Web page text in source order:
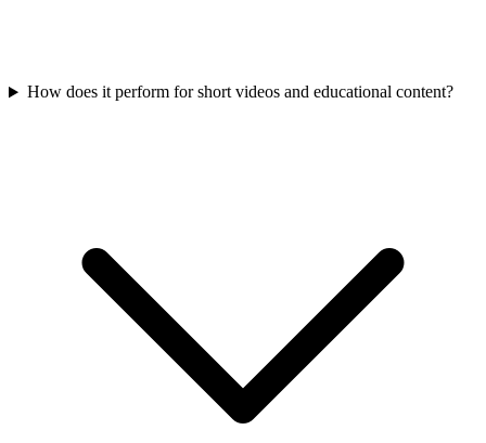
How does it perform for short videos and educational content?